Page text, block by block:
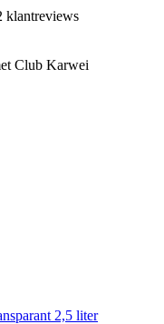
klantreviews
Club Karwei
2,5 liter